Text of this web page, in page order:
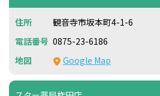
観音寺市坂本町4-1-6
0875-23-6186
Google Map